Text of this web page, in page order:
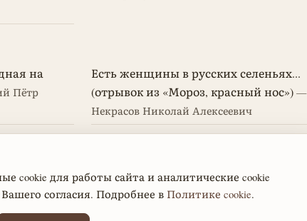
на
Пётр
Есть женщины в русских селеньях...
(отрывок из «Мороз, красный нос») —
Некрасов Николай Алексеевич
Exil (Я том моих стихотворений)
cookie для работы сайта и аналитические cookie
согласия. Подробнее в Политике cookie.